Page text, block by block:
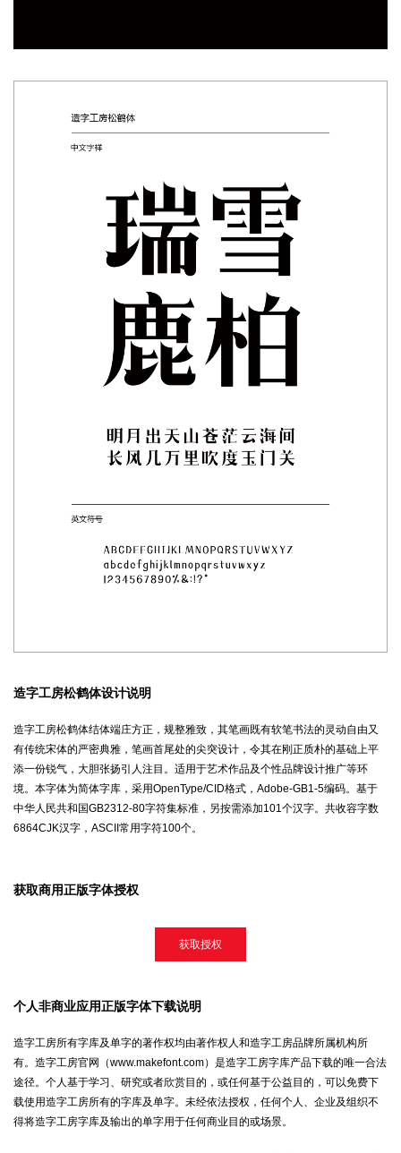
造字工房松鹤体设计说明
造字工房松鹤体结体端庄方正，规整雅致，其笔画既有软笔书法的灵动自由又
有传统宋体的严密典雅，笔画首尾处的尖突设计，令其在刚正质朴的基础上平
添一份锐气，大胆张扬引人注目。适用于艺术作品及个性品牌设计推广等环
境。本字体为简体字库，采用OpenType/CID格式，Adobe-GB1-5编码。基于
中华人民共和国GB2312-80字符集标准，另按需添加101个汉字。共收容字数
6864CJK汉字，ASCII常用字符100个。
获取商用正版字体授权
获取授权
个人非商业应用正版字体下载说明
造字工房所有字库及单字的著作权均由著作权人和造字工房品牌所属机构所
有。造字工房官网（www.makefont.com）是造字工房字库产品下载的唯一合法
途径。个人基于学习、研究或者欣赏目的，或任何基于公益目的，可以免费下
载使用造字工房所有的字库及单字。未经依法授权，任何个人、企业及组织不
得将造字工房字库及输出的单字用于任何商业目的或场景。